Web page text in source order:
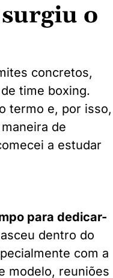
o
concretos,
time boxing.
termo e, por isso,
de
a estudar
para dedicar-
dentro do
com a
modelo, reuniões